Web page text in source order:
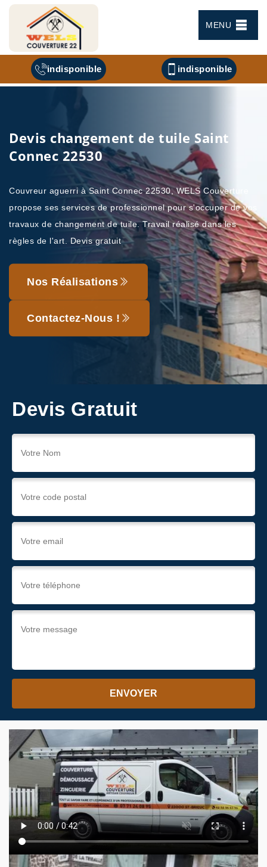
MENU
indisponible indisponible
Devis changement de tuile Saint
Connec 22530
Couvreur aguerri à Saint Connec 22530, WELS Couverture
propose ses services de professionnel pour s'occuper de vos
travaux de changement de tuile. Travail réalisé dans les
règles de l'art. Devis gratuit
Nos Réalisations
Contactez-Nous !
Devis Gratuit